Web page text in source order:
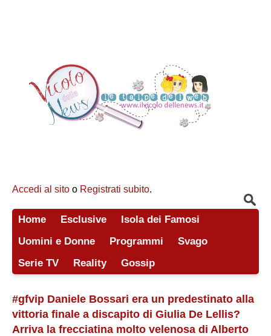
Accedi al sito o Registrati subito.
Home Esclusive
Isola dei Famosi
Uomini e Donne
Programmi
Svago
Serie TV
Reality Gossip
#gfvip Daniele Bossari era un predestinato alla
vittoria finale a discapito di Giulia De Lellis?
Arriva la frecciatina molto velenosa di Alberto